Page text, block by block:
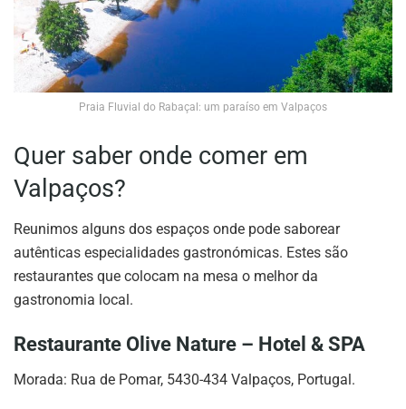
Praia Fluvial do Rabaçal: um paraíso em Valpaços
Quer saber onde comer em
Valpaços?
Reunimos alguns dos espaços onde pode saborear
autênticas especialidades gastronómicas. Estes são
restaurantes que colocam na mesa o melhor da
gastronomia local.
Restaurante Olive Nature – Hotel & SPA
Morada: Rua de Pomar, 5430-434 Valpaços, Portugal.